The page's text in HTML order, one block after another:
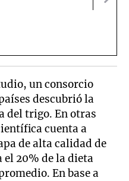
un consorcio
descubrió la
del trigo. En otras
cuenta a
de alta calidad de
el 20% de la dieta
En base a